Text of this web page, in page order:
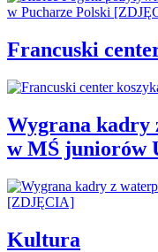
Francuski
Wygrana kadry
w MŚ juniorów
Kultura